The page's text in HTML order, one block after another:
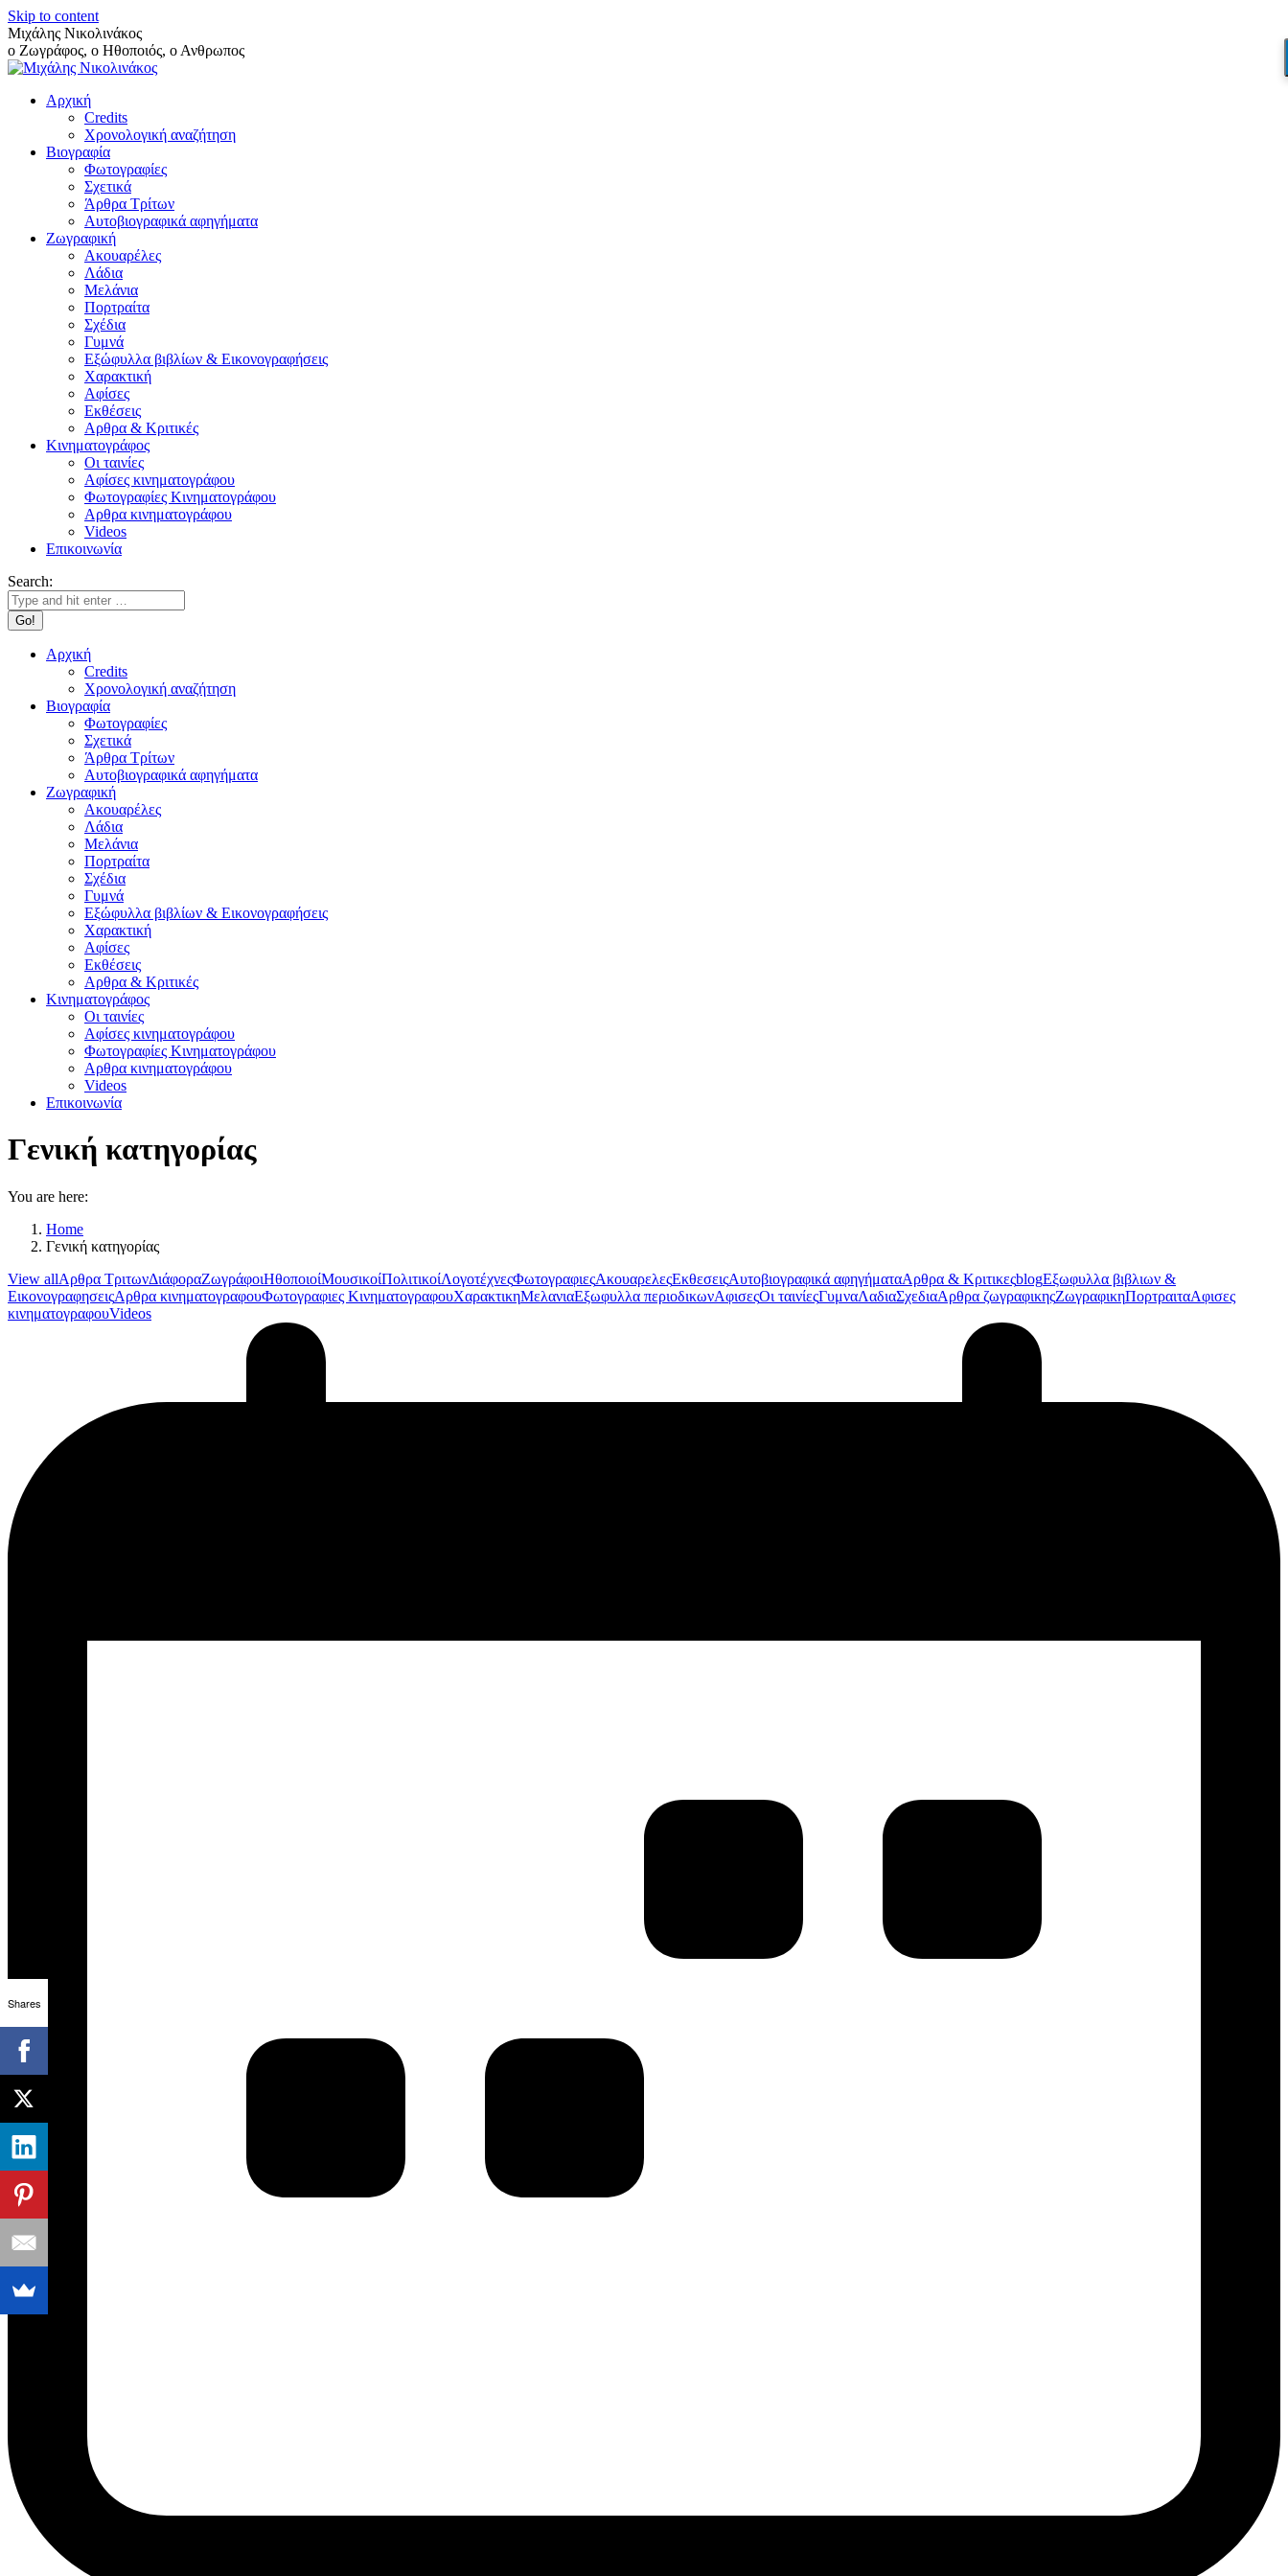
Skip to content
Μιχάλης Νικολινάκος
ο Ζωγράφος, ο Ηθοποιός, ο Ανθρωπος
Αρχική
Credits
Χρονολογική αναζήτηση
Βιογραφία
Φωτογραφίες
Σχετικά
Άρθρα Τρίτων
Αυτοβιογραφικά αφηγήματα
Ζωγραφική
Ακουαρέλες
Λάδια
Μελάνια
Πορτραίτα
Σχέδια
Γυμνά
Εξώφυλλα βιβλίων & Εικονογραφήσεις
Χαρακτική
Αφίσες
Εκθέσεις
Αρθρα & Κριτικές
Κινηματογράφος
Οι ταινίες
Αφίσες κινηματογράφου
Φωτογραφίες Κινηματογράφου
Αρθρα κινηματογράφου
Videos
Επικοινωνία
Search:
Αρχική
Credits
Χρονολογική αναζήτηση
Βιογραφία
Φωτογραφίες
Σχετικά
Άρθρα Τρίτων
Αυτοβιογραφικά αφηγήματα
Ζωγραφική
Ακουαρέλες
Λάδια
Μελάνια
Πορτραίτα
Σχέδια
Γυμνά
Εξώφυλλα βιβλίων & Εικονογραφήσεις
Χαρακτική
Αφίσες
Εκθέσεις
Αρθρα & Κριτικές
Κινηματογράφος
Οι ταινίες
Αφίσες κινηματογράφου
Φωτογραφίες Κινηματογράφου
Αρθρα κινηματογράφου
Videos
Επικοινωνία
Γενική κατηγορίας
You are here:
Home
Γενική κατηγορίας
View allΑρθρα ΤριτωνΔιάφοραΖωγράφοιΗθοποιοίΜουσικοίΠολιτικοίΛογοτέχνεςΦωτογραφιεςΑκουαρελεςΕκθεσειςΑυτοβιογραφικά αφηγήματαΑρθρα & ΚριτικεςblogΕξωφυλλα βιβλιων &
ΕικονογραφησειςΑρθρα κινηματογραφουΦωτογραφιες ΚινηματογραφουΧαρακτικηΜελανιαΕξωφυλλα περιοδικωνΑφισεςΟι ταινίεςΓυμναΛαδιαΣχεδιαΑρθρα ζωγραφικηςΖωγραφικηΠορτραιταΑφισες
κινηματογραφουVideos
Shares